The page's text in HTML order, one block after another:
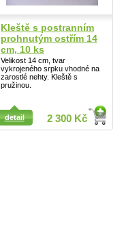
Kleště s postranním
prohnutým ostřím 14
cm, 10 ks
Velikost 14 cm, tvar
vykrojeného srpku vhodné na
zarostlé nehty. Kleště s
pružinou.
2 300 Kč
detail